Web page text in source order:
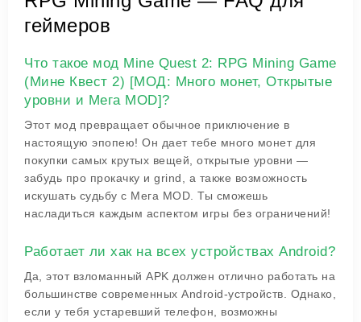
геймеров
Что такое мод Mine Quest 2: RPG Mining Game
(Мине Квест 2) [МОД: Много монет, Открытые
уровни и Мега MOD]?
Этот мод превращает обычное приключение в
настоящую эпопею! Он дает тебе много монет для
покупки самых крутых вещей, открытые уровни —
забудь про прокачку и grind, а также возможность
искушать судьбу с Мега MOD. Ты сможешь
насладиться каждым аспектом игры без ограничений!
Работает ли хак на всех устройствах Android?
Да, этот взломанный APK должен отлично работать на
большинстве современных Android-устройств. Однако,
если у тебя устаревший телефон, возможны